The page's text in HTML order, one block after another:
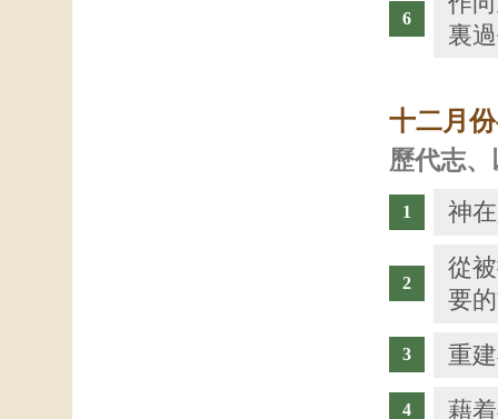
裏
十二月
歷代志
神
從
要
重
藉